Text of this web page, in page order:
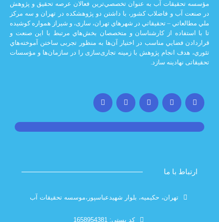
آب به عنوان تخصصي‌ترين فعالان عرصه تحقيق و پژوهش
و فاضلاب كشور، با داشتن دو پژوهشكده در تهران و سه مركز
– تحقيقاتي در شهرهاي تهران،‌ ساری، و شيراز‌ همواره كوشيده
از كارشناسان و متخصصان بخش‌هاي مرتبط با اين صنعت و
مناسب در اختيار آن‌ها به منظور تجربی ساختن آموخته‌هاي
انجام پژوهش با زمينه تجاری‌سازی را در سازمان‌ها و مؤسسات
سازد.
تهران، حکیمیه، بلوار شهیدعباسپور،موسسه تحقیقات آب